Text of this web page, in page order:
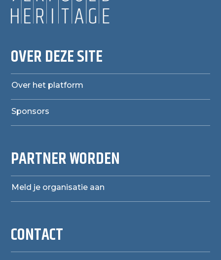
OVER DEZE SITE
Over het platform
Sponsors
PARTNER WORDEN
Meld je organisatie aan
CONTACT